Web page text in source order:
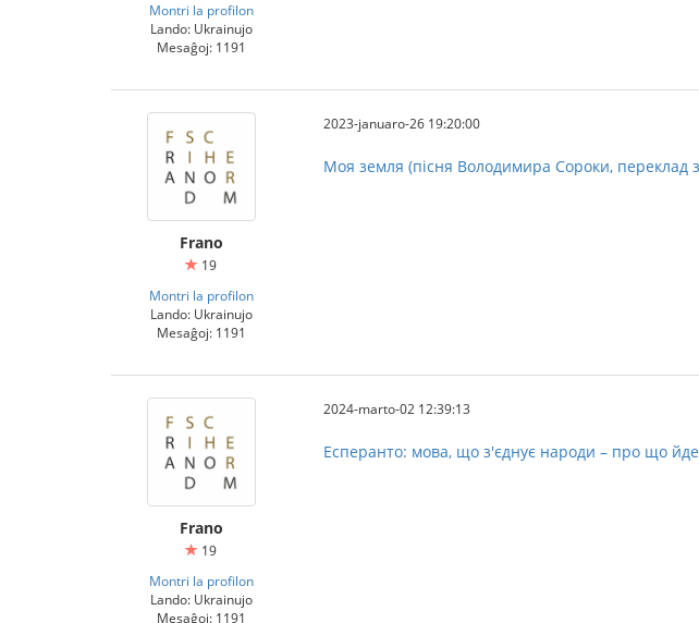
Montri la profilon
Lando: Ukrainujo
Mesaĝoj: 1191
Frano
19
Montri la profilon
Lando: Ukrainujo
Mesaĝoj: 1191
2023-januaro-26 19:20:00
Моя земля (пісня Володимира Сороки,
Frano
19
Montri la profilon
Lando: Ukrainujo
Mesaĝoj: 1191
2024-marto-02 12:39:13
Есперанто: мова, що з'єднує народи – про що